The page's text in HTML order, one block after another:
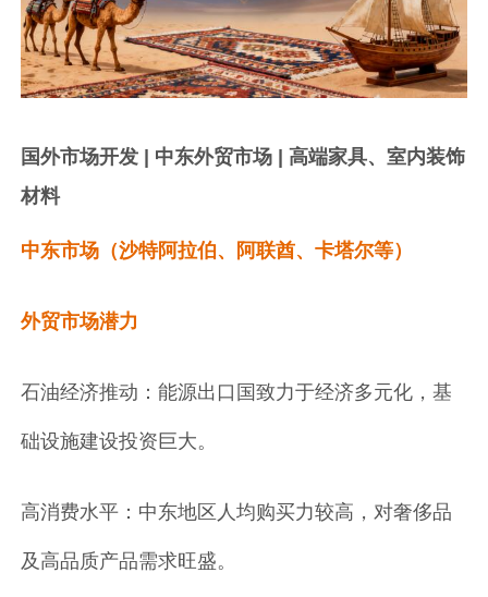
国外市场开发 | 中东外贸市场 | 高端家具、室内装饰
材料
中东市场（沙特阿拉伯、阿联酋、卡塔尔等）
外贸市场潜力
石油经济推动：能源出口国致力于经济多元化，基
础设施建设投资巨大。
高消费水平：中东地区人均购买力较高，对奢侈品
及高品质产品需求旺盛。